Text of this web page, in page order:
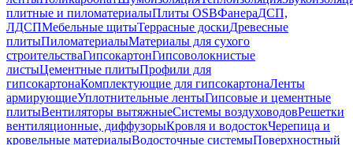
плитные и пиломатериалыПлиты OSBФанераДСП,
ЛДСПМебельные щитыТеррасные доскиДревесные
плитыПиломатериалыМатериалы для сухого
строительстваГипсокартонГипсоволокнистые
листыЦементные плитыПрофили для
гипсокартонаКомплектующие для гипсокартонаЛенты
армирующиеУплотнительные лентыГипсовые и цементные
плитыВентиляторы вытяжныеСистемы воздуховодовРешетки
вентиляционные, диффузорыКровля и водостокЧерепица и
кровельные материалыВодосточные системыПоверхностный